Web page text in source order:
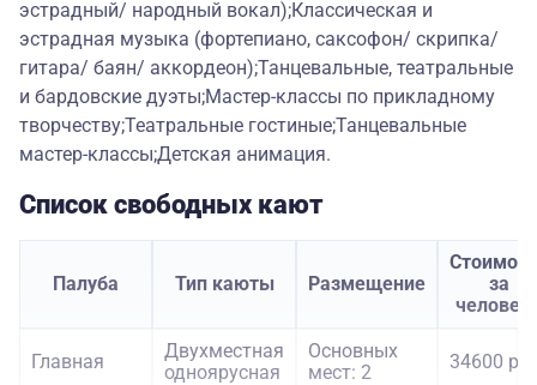
эстрадный/ народный вокал);Классическая и
эстрадная музыка (фортепиано, саксофон/ скрипка/
гитара/ баян/ аккордеон);Танцевальные, театральные
и бардовские дуэты;Мастер-классы по прикладному
творчеству;Театральные гостиные;Танцевальные
мастер-классы;Детская анимация.
Список свободных кают
Палуба Тип каюты Размещение
за
Главная
Двухместная
одноярусная
Основных
мест: 2
34600